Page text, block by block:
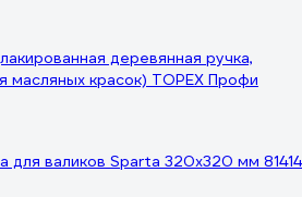
деревянная ручка,
масляных красок) TOPEX Профи